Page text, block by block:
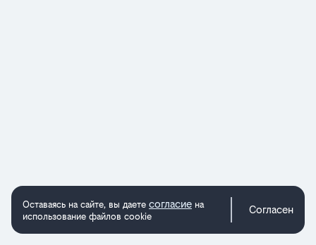
Оставаясь на сайте, вы даете согласие на
использование файлов cookie
Согласен